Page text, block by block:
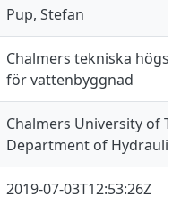
Pup, Stefan
Chalmers tekniska
för vattenbyggnad
Chalmers University of
Department of
2019-07-03T12:53:26Z